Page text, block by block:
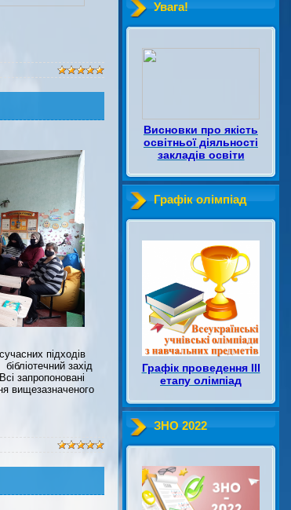
підходів
захід
запропоновані
вищезазначеного
Увага!
Висновки про якість
освітньої діяльності
закладів освіти
Графік олімпіад
Графік проведення ІІІ
етапу олімпіад
ЗНО 2022